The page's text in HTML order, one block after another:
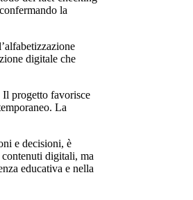
la
digitale che
progetto favorisce
La
e decisioni, è
digitali, ma
educativa e nella